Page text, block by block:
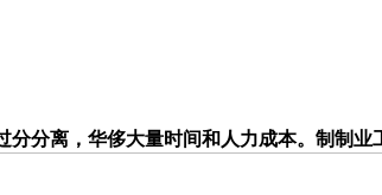
离，华侈大量时间和人力成本。制制业